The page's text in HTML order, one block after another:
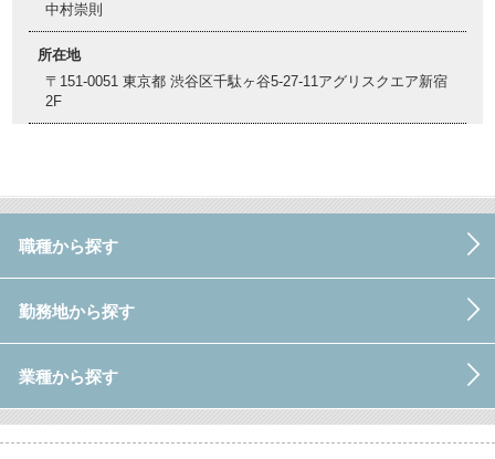
中村崇則
所在地
〒151-0051 東京都 渋谷区千駄ヶ谷5-27-11アグリスクエア新宿
2F
職種から探す
勤務地から探す
業種から探す